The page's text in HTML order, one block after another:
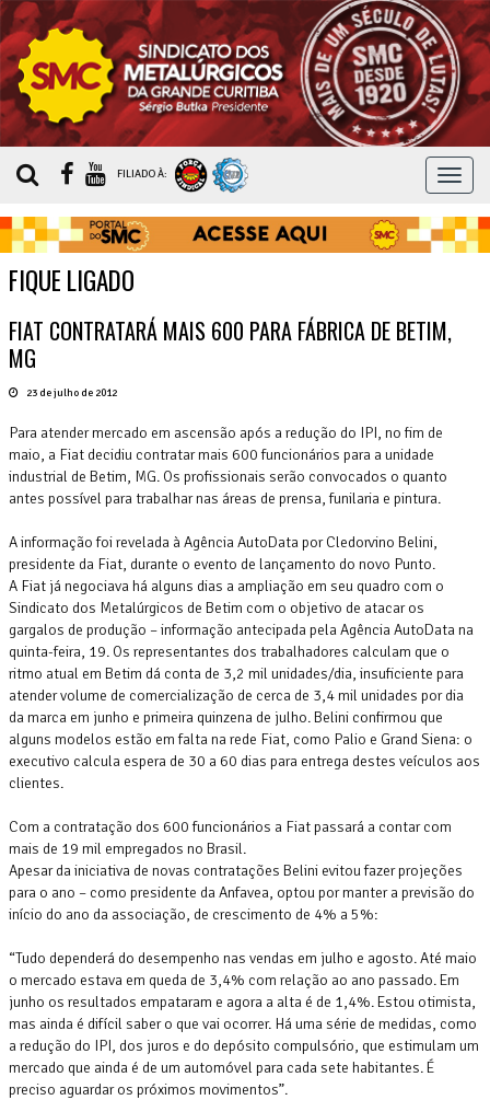
MENU
FILIADO À:
FIQUE LIGADO
FIAT CONTRATARÁ MAIS 600 PARA FÁBRICA DE BETIM,
MG
23 de julho de 2012
Para atender mercado em ascensão após a redução do IPI, no fim de
maio, a Fiat decidiu contratar mais 600 funcionários para a unidade
industrial de Betim, MG. Os profissionais serão convocados o quanto
antes possível para trabalhar nas áreas de prensa, funilaria e pintura.
A informação foi revelada à Agência AutoData por Cledorvino Belini,
presidente da Fiat, durante o evento de lançamento do novo Punto.
A Fiat já negociava há alguns dias a ampliação em seu quadro com o
Sindicato dos Metalúrgicos de Betim com o objetivo de atacar os
gargalos de produção – informação antecipada pela Agência AutoData na
quinta-feira, 19. Os representantes dos trabalhadores calculam que o
ritmo atual em Betim dá conta de 3,2 mil unidades/dia, insuficiente para
atender volume de comercialização de cerca de 3,4 mil unidades por dia
da marca em junho e primeira quinzena de julho. Belini confirmou que
alguns modelos estão em falta na rede Fiat, como Palio e Grand Siena: o
executivo calcula espera de 30 a 60 dias para entrega destes veículos aos
clientes.
Com a contratação dos 600 funcionários a Fiat passará a contar com
mais de 19 mil empregados no Brasil.
Apesar da iniciativa de novas contratações Belini evitou fazer projeções
para o ano – como presidente da Anfavea, optou por manter a previsão do
início do ano da associação, de crescimento de 4% a 5%:
“Tudo dependerá do desempenho nas vendas em julho e agosto. Até maio
o mercado estava em queda de 3,4% com relação ao ano passado. Em
junho os resultados empataram e agora a alta é de 1,4%. Estou otimista,
mas ainda é difícil saber o que vai ocorrer. Há uma série de medidas, como
a redução do IPI, dos juros e do depósito compulsório, que estimulam um
mercado que ainda é de um automóvel para cada sete habitantes. É
preciso aguardar os próximos movimentos”.